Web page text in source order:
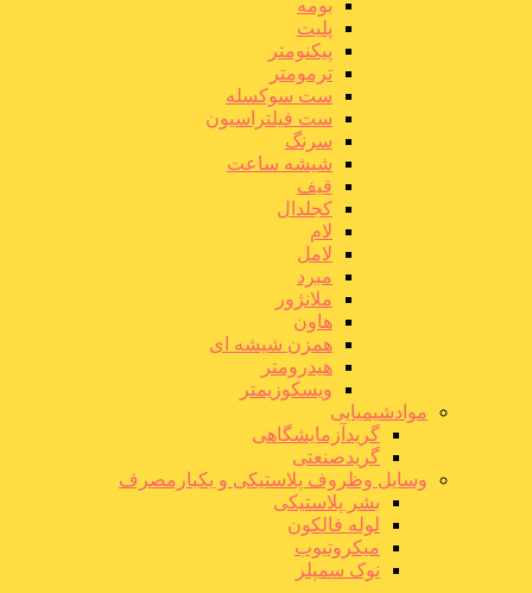
بومه
پلیت
پیکنومتر
ترمومتر
ست سوکسله
ست فیلتراسیون
سرنگ
شیشه ساعت
قیف
کجلدال
لام
لامل
مبرد
ملانژور
هاون
همزن شیشه ای
هیدرومتر
ویسکوزیمتر
موادشیمیایی
گریدآزمایشگاهی
گریدصنعتی
وسایل وظروف پلاستیکی و یکبارمصرف
بشر پلاستیکی
لوله فالکون
میکروتیوب
نوک سمپلر